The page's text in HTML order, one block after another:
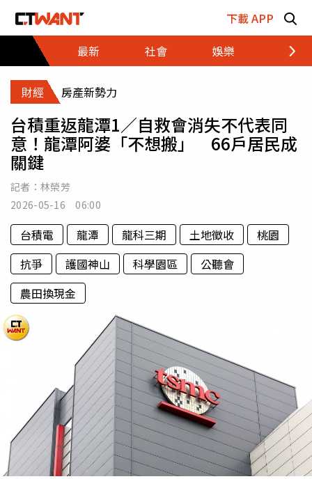
下載 APP
最新
社會 娛樂 財經
財經 房產新勢力
台積重返龍潭1／自救會消失不代表同
意！龍潭阿婆「不想搬」 66戶居民成
關鍵
記者： 林榮芳
2026-05-16 06:00
台積電 龍潭 龍科三期 土地徵收
桃園
抗爭
護國神山 科學園區
公聽會
農田換現金